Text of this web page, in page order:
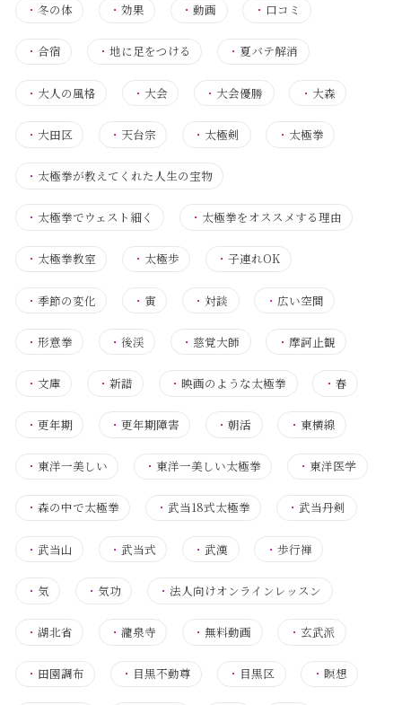
・ 冬の体 ・効果 ・動画 ・ 口コミ
・ 合宿 ・地に足をつける ・ 夏バテ解消
・ 大人の風格 ・ 大会 ・ 大会優勝 ・ 大森
・ 大田区 ・ 天台宗 ・ 太極剣 ・ 太極拳
・ 太極拳が教えてくれた人生の宝物
・ 太極拳でウェスト細く ・ 太極拳をオススメする理由
・ 太極拳教室 ・ 太極歩 ・子連れOK
・ 季節の変化 ・ 寅 ・対談 ・ 広い空間
・ 形意拳 ・後渓 ・ 慈覚大師 ・ 摩訶止観
・ 文庫 ・新譜 ・映画のような太極拳 ・ 春
・ 更年期 ・更年期障害 ・朝活 ・ 東横線
・ 東洋一美しい ・ 東洋一美しい太極拳 ・ 東洋医学
・ 森の中で太極拳 ・武当18式太極拳 ・武当丹剣
・ 武当山 ・武当式 ・武漢 ・ 歩行禅
・ 気 ・気功 ・法人向けオンラインレッスン
・ 湖北省 ・瀧泉寺 ・無料動画 ・ 玄武派
・ 田園調布 ・ 目黒不動尊 ・ 目黒区 ・ 瞑想